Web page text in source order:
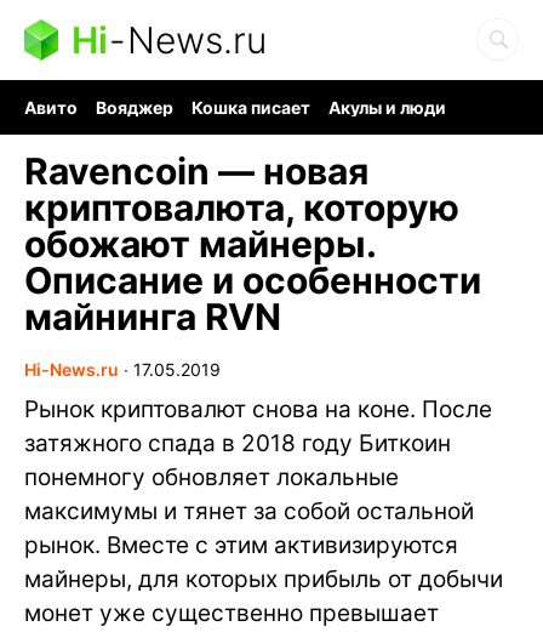
Hi-News.ru
Авито Вояджер Кошка писает
Акулы и люди
Ravencoin — новая
криптовалюта, которую
обожают майнеры.
Описание и особенности
майнинга RVN
Hi-News.ru ∙ 17.05.2019
Рынок криптовалют снова на коне. После
затяжного спада в 2018 году Биткоин
понемногу обновляет локальные
максимумы и тянет за собой остальной
рынок. Вместе с этим активизируются
майнеры, для которых прибыль от добычи
монет уже существенно превышает